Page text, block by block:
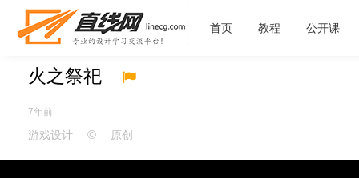
首页 教程 公开课
火之祭祀
7年前
游戏设计 © 原创